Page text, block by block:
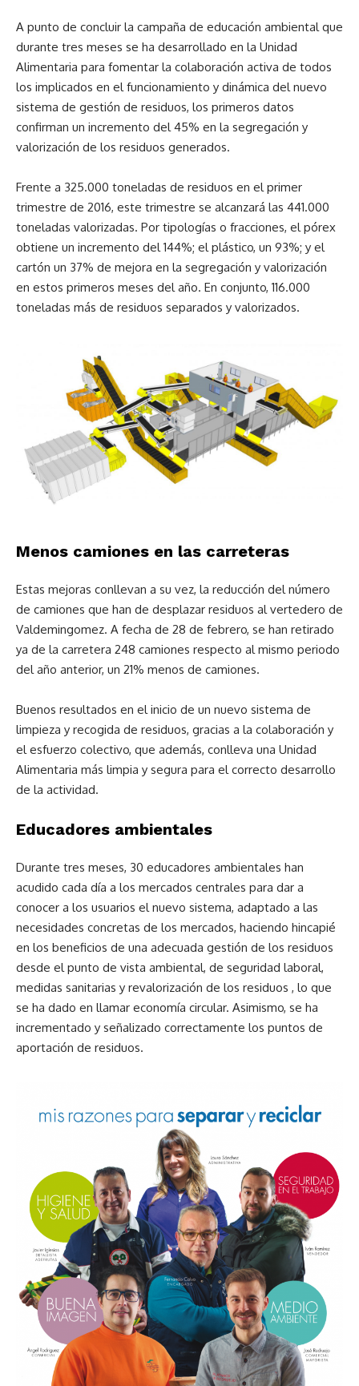
A punto de concluir la campaña de educación ambiental que
durante tres meses se ha desarrollado en la Unidad
Alimentaria para fomentar la colaboración activa de todos
los implicados en el funcionamiento y dinámica del nuevo
sistema de gestión de residuos, los primeros datos
confirman un incremento del 45% en la segregación y
valorización de los residuos generados.
Frente a 325.000 toneladas de residuos en el primer
trimestre de 2016, este trimestre se alcanzará las 441.000
toneladas valorizadas. Por tipologías o fracciones, el pórex
obtiene un incremento del 144%; el plástico, un 93%; y el
cartón un 37% de mejora en la segregación y valorización
en estos primeros meses del año. En conjunto, 116.000
toneladas más de residuos separados y valorizados.
Menos camiones en las carreteras
Estas mejoras conllevan a su vez, la reducción del número
de camiones que han de desplazar residuos al vertedero de
Valdemingomez. A fecha de 28 de febrero, se han retirado
ya de la carretera 248 camiones respecto al mismo periodo
del año anterior, un 21% menos de camiones.
Buenos resultados en el inicio de un nuevo sistema de
limpieza y recogida de residuos, gracias a la colaboración y
el esfuerzo colectivo, que además, conlleva una Unidad
Alimentaria más limpia y segura para el correcto desarrollo
de la actividad.
Educadores ambientales
Durante tres meses, 30 educadores ambientales han
acudido cada día a los mercados centrales para dar a
conocer a los usuarios el nuevo sistema, adaptado a las
necesidades concretas de los mercados, haciendo hincapié
en los beneficios de una adecuada gestión de los residuos
desde el punto de vista ambiental, de seguridad laboral,
medidas sanitarias y revalorización de los residuos , lo que
se ha dado en llamar economía circular. Asimismo, se ha
incrementado y señalizado correctamente los puntos de
aportación de residuos.